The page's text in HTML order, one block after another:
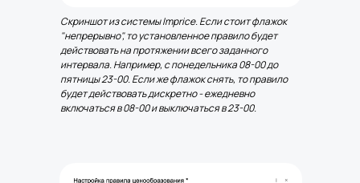
Скриншот из системы Imprice. Если стоит флажок
"непрерывно", то установленное правило будет
действовать на протяжении всего заданного
интервала. Например, с понедельника 08-00 до
пятницы 23-00. Если же флажок снять, то правило
будет действовать дискретно - ежедневно
включаться в 08-00 и выключаться в 23-00.